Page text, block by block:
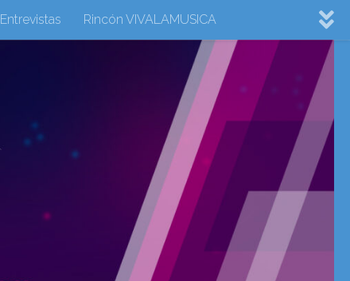
Entrevistas Rincón VIVALAMUSICA
Eurovision 2024
eurovision 2018 eurovision 2019
Rincón VIVALAMUSICA Sin categoría Noticias